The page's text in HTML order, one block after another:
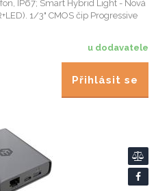
IP67; Smart Hybrid Light - Nová
1/3" CMOS čip Progressive
u dodavatele
Přihlásit se